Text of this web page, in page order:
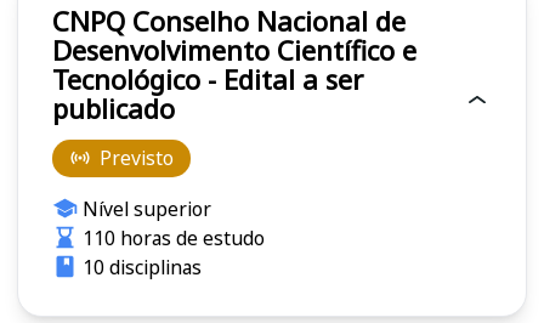
CNPQ Conselho Nacional de
Desenvolvimento Científico e
Tecnológico - Edital a ser
publicado
Previsto
Nível superior
110 horas de estudo
10 disciplinas